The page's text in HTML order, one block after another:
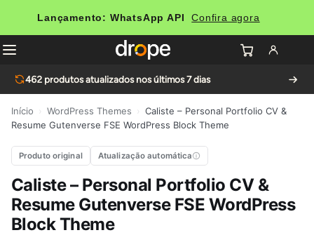
Lançamento: WhatsApp API Confira agora
462 produtos atualizados nos últimos 7 dias
Início WordPress Themes
Caliste – Personal Portfolio CV &
Resume Gutenverse FSE WordPress Block Theme
Produto original Atualização automática
Caliste – Personal Portfolio CV &
Resume Gutenverse FSE WordPress
Block Theme